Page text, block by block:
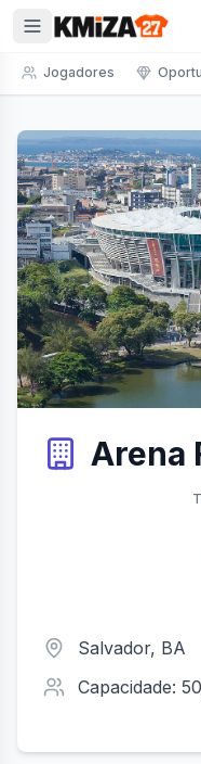
Jogadores
Arena
Salvador, BA
Capacidade: